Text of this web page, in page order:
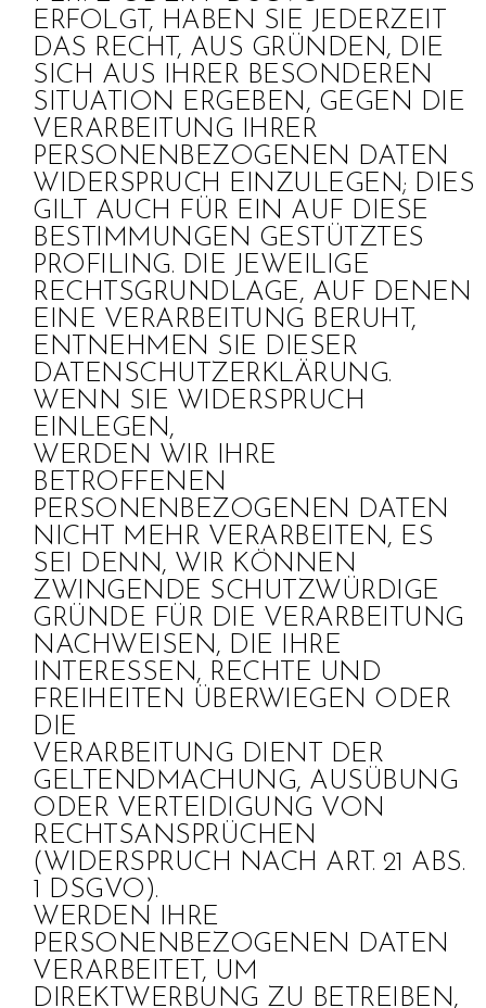
ERFOLGT, HABEN SIE JEDERZEIT
DAS RECHT, AUS GRÜNDEN, DIE
SICH AUS IHRER BESONDEREN
SITUATION ERGEBEN, GEGEN DIE
VERARBEITUNG IHRER
PERSONENBEZOGENEN DATEN
WIDERSPRUCH EINZULEGEN; DIES
GILT AUCH FÜR EIN AUF DIESE
BESTIMMUNGEN GESTÜTZTES
PROFILING. DIE JEWEILIGE
RECHTSGRUNDLAGE, AUF DENEN
EINE VERARBEITUNG BERUHT,
ENTNEHMEN SIE DIESER
DATENSCHUTZERKLÄRUNG.
WENN SIE WIDERSPRUCH
EINLEGEN,
WERDEN WIR IHRE
BETROFFENEN
PERSONENBEZOGENEN DATEN
NICHT MEHR VERARBEITEN, ES
SEI DENN, WIR KÖNNEN
ZWINGENDE SCHUTZWÜRDIGE
GRÜNDE FÜR DIE VERARBEITUNG
NACHWEISEN, DIE IHRE
INTERESSEN, RECHTE UND
FREIHEITEN ÜBERWIEGEN ODER
DIE
VERARBEITUNG DIENT DER
GELTENDMACHUNG, AUSÜBUNG
ODER VERTEIDIGUNG VON
RECHTSANSPRÜCHEN
(WIDERSPRUCH NACH ART. 21 ABS.
1 DSGVO).
WERDEN IHRE
PERSONENBEZOGENEN DATEN
VERARBEITET, UM
DIREKTWERBUNG ZU BETREIBEN,